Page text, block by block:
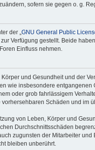
sofern sie gegen o. g.
der „GNU General Public
Verfügung gestellt. Beide
Einfluss nehmen.
und Gesundheit und der
wie insbesondere entgangenen
oder grob fahrlässigem
Schäden und
von Leben, Körper und
Durchschnittsschäden
zugunsten der Mitarbeiter und
bleiben unberührt.